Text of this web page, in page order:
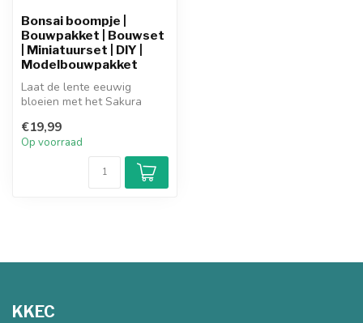
Bonsai boompje |
Bouwpakket | Bouwset
| Miniatuurset | DIY |
Modelbouwpakket
Laat de lente eeuwig
bloeien met het Sakura
houten ...
€19,99
Op voorraad
KKEC